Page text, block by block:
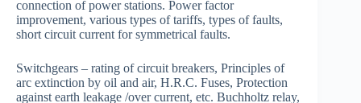
connection of power stations. Power factor
improvement, various types of tariffs, types of faults,
short circuit current for symmetrical faults.
Switchgears – rating of circuit breakers, Principles of
arc extinction by oil and air, H.R.C. Fuses, Protection
against earth leakage /over current, etc. Buchholtz relay,